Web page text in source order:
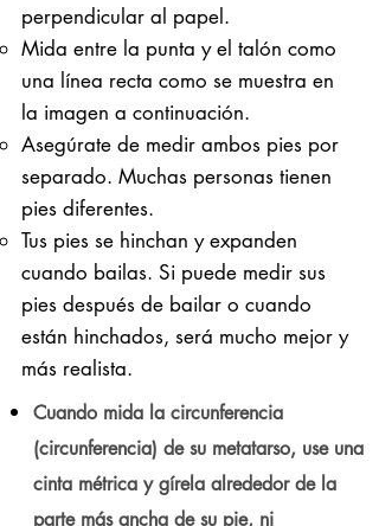
perpendicular al papel.
Mida entre la punta y el talón como
una línea recta como se muestra en
la imagen a continuación.
Asegúrate de medir ambos pies por
separado. Muchas personas tienen
pies diferentes.
Tus pies se hinchan y expanden
cuando bailas. Si puede medir sus
pies después de bailar o cuando
están hinchados, será mucho mejor y
más realista.
Cuando mida la circunferencia
(circunferencia) de su metatarso, use una
cinta métrica y gírela alrededor de la
parte más ancha de su pie, ni